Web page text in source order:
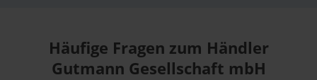
Häufige Fragen zum Händler
Gutmann Gesellschaft mbH